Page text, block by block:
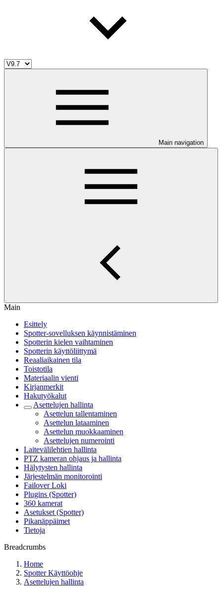
Main navigation
Main
Esittely
Spotter-sovelluksen käynnistäminen
Spotterin kielen vaihtaminen
Spotterin käyttöliittymä
Reaaliaikainen tila
Toistotila
Materiaalin vienti
Kirjanmerkit
Hakutyökalut
Asettelujen hallinta
Asettelun tallentaminen
Asettelun lataaminen
Asettelun muokkaaminen
Asettelujen numerointi
Laitevälilehtien hallinta
PTZ kameran ohjaus ja hallinta
Hälytysten hallinta
Järjestelmän monitorointi
Failover Loki
Plugins (Spotter)
360 kamerat
Asetukset (Spotter)
Pikanäppäimet
Tietoja
Breadcrumbs
Home
Spotter Käyttöohje
Asettelujen hallinta